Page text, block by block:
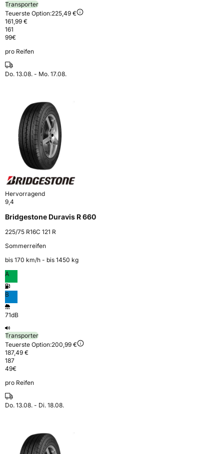
Transporter
Teuerste Option:225,49 €
161,99 €
161
99€
pro Reifen
Do. 13.08. - Mo. 17.08.
Hervorragend
9,4
Bridgestone Duravis R 660
225/75 R16C 121 R
Sommerreifen
bis 170 km⁠/⁠h - bis 1450 kg
A
B
71dB
Transporter
Teuerste Option:200,99 €
187,49 €
187
49€
pro Reifen
Do. 13.08. - Di. 18.08.